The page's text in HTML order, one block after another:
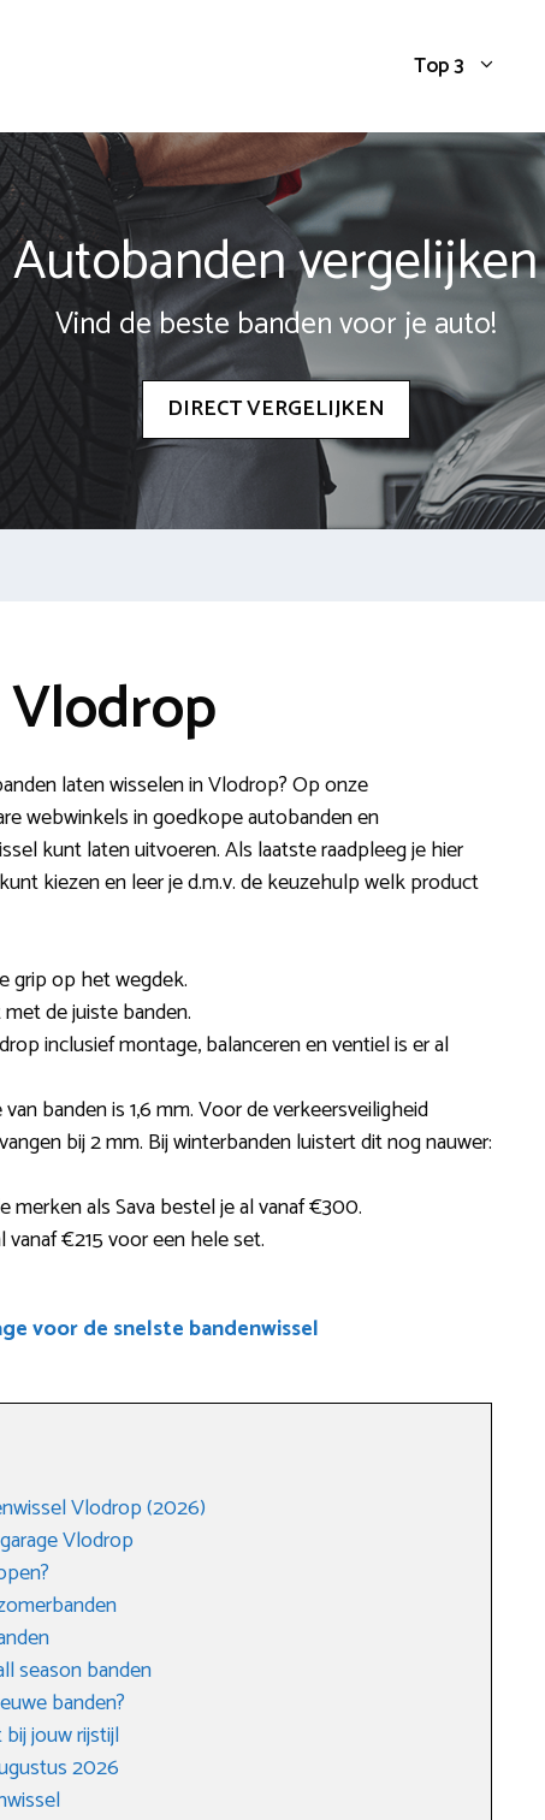
Top 3
Autobanden vergelijken
Vind de beste banden voor je auto!
DIRECT VERGELIJKEN
laten wisselen in Vlodrop? Op onze
webwinkels in goedkope autobanden en
kunt laten uitvoeren. Als laatste raadpleeg je hier
kiezen en leer je d.m.v. de keuzehulp welk product
grip op het wegdek.
de juiste banden.
inclusief montage, balanceren en ventiel is er al
banden is 1,6 mm. Voor de verkeersveiligheid
bij 2 mm. Bij winterbanden luistert dit nog nauwer:
als Sava bestel je al vanaf €300.
€215 voor een hele set.
voor de snelste bandenwissel
Vlodrop (2026)
Vlodrop
season banden
banden?
jouw rijstijl
2026